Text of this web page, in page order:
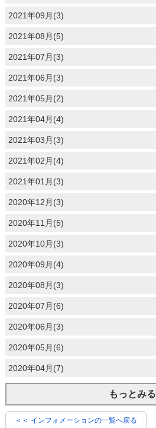
2021年09月(3)
2021年08月(5)
2021年07月(3)
2021年06月(3)
2021年05月(2)
2021年04月(4)
2021年03月(3)
2021年02月(4)
2021年01月(3)
2020年12月(3)
2020年11月(5)
2020年10月(3)
2020年09月(4)
2020年08月(3)
2020年07月(6)
2020年06月(3)
2020年05月(6)
2020年04月(7)
もっとみる
＜＜ インフォメーションの一覧へ戻る